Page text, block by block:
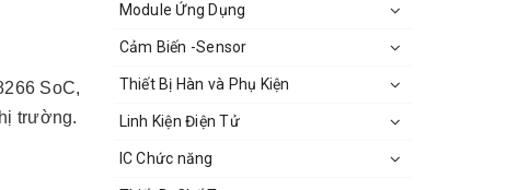
SoC,
trường.
Module Ứng Dụng
Cảm Biến -Sensor
Thiết Bị Hàn và Phụ Kiện
Linh Kiện Điện Tử
IC Chức năng